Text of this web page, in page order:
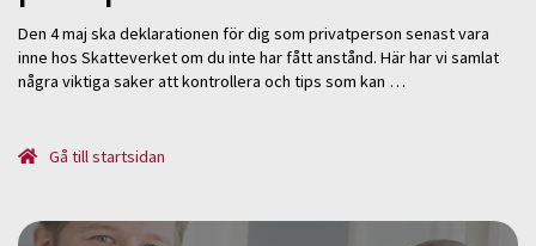
Den 4 maj ska deklarationen för dig som privatperson senast vara
inne hos Skatteverket om du inte har fått anstånd. Här har vi samlat
några viktiga saker att kontrollera och tips som kan …
Gå till startsidan